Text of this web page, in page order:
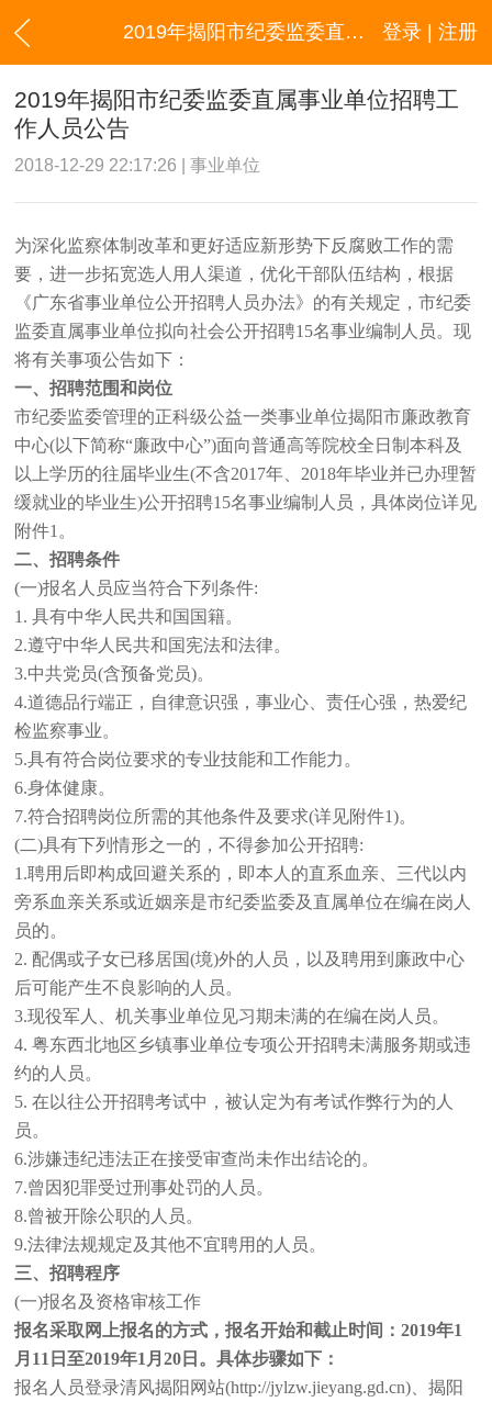
登录 | 注册
2019年揭阳市纪委监委直属事业单位招聘工作人员公告
2019年揭阳市纪委监委直属事业单位招聘工
作人员公告
2018-12-29 22:17:26 | 事业单位
为深化监察体制改革和更好适应新形势下反腐败工作的需
要，进一步拓宽选人用人渠道，优化干部队伍结构，根据
《广东省事业单位公开招聘人员办法》的有关规定，市纪委
监委直属事业单位拟向社会公开招聘15名事业编制人员。现
将有关事项公告如下：
一、招聘范围和岗位
市纪委监委管理的正科级公益一类事业单位揭阳市廉政教育
中心(以下简称“廉政中心”)面向普通高等院校全日制本科及
以上学历的往届毕业生(不含2017年、2018年毕业并已办理暂
缓就业的毕业生)公开招聘15名事业编制人员，具体岗位详见
附件1。
二、招聘条件
(一)报名人员应当符合下列条件:
1. 具有中华人民共和国国籍。
2.遵守中华人民共和国宪法和法律。
3.中共党员(含预备党员)。
4.道德品行端正，自律意识强，事业心、责任心强，热爱纪
检监察事业。
5.具有符合岗位要求的专业技能和工作能力。
6.身体健康。
7.符合招聘岗位所需的其他条件及要求(详见附件1)。
(二)具有下列情形之一的，不得参加公开招聘:
1.聘用后即构成回避关系的，即本人的直系血亲、三代以内
旁系血亲关系或近姻亲是市纪委监委及直属单位在编在岗人
员的。
2. 配偶或子女已移居国(境)外的人员，以及聘用到廉政中心
后可能产生不良影响的人员。
3.现役军人、机关事业单位见习期未满的在编在岗人员。
4. 粤东西北地区乡镇事业单位专项公开招聘未满服务期或违
约的人员。
5. 在以往公开招聘考试中，被认定为有考试作弊行为的人
员。
6.涉嫌违纪违法正在接受审查尚未作出结论的。
7.曾因犯罪受过刑事处罚的人员。
8.曾被开除公职的人员。
9.法律法规规定及其他不宜聘用的人员。
三、招聘程序
(一)报名及资格审核工作
报名采取网上报名的方式，报名开始和截止时间：2019年1
月11日至2019年1月20日。具体步骤如下：
报名人员登录清风揭阳网站(http://jylzw.jieyang.gd.cn)、揭阳